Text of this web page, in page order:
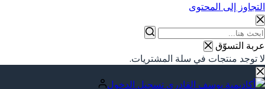
التجاوز إلى المحتوى
عربة التسوّق
لا توجد منتجات في سلة المشتريات.
تسجيل الدخول